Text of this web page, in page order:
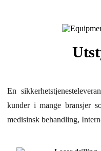
En
kunder i mange bransjer
medisinsk behandling,